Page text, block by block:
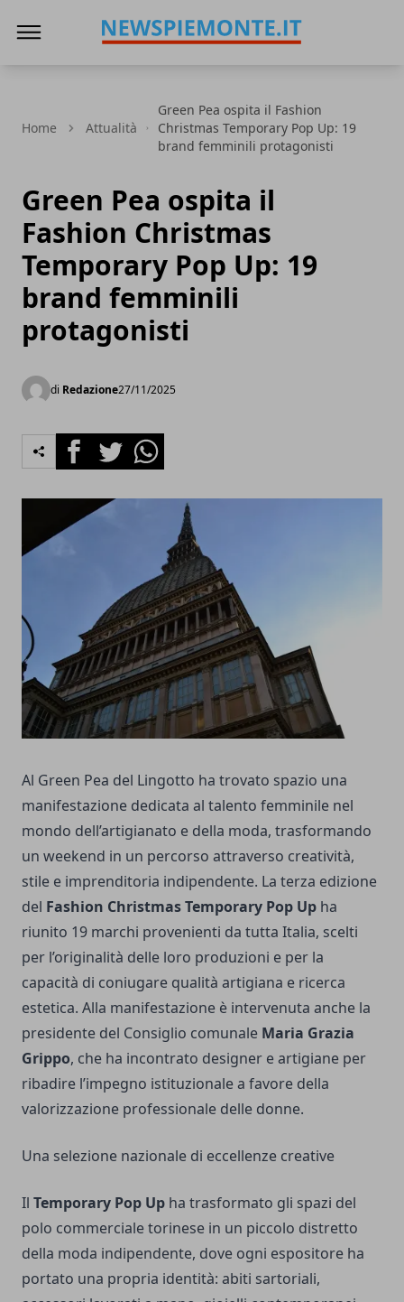
Home Attualità
Green Pea ospita il Fashion
Christmas Temporary Pop Up: 19
brand femminili protagonisti
Green Pea ospita il
Fashion Christmas
Temporary Pop Up: 19
brand femminili
protagonisti
di Redazione27/11/2025
FacebookTwitterWhatsapp
Al Green Pea del Lingotto ha trovato spazio una
manifestazione dedicata al talento femminile nel
mondo dell’artigianato e della moda, trasformando
un weekend in un percorso attraverso creatività,
stile e imprenditoria indipendente. La terza edizione
del Fashion Christmas Temporary Pop Up ha
riunito 19 marchi provenienti da tutta Italia, scelti
per l’originalità delle loro produzioni e per la
capacità di coniugare qualità artigiana e ricerca
estetica. Alla manifestazione è intervenuta anche la
presidente del Consiglio comunale Maria Grazia
Grippo, che ha incontrato designer e artigiane per
ribadire l’impegno istituzionale a favore della
valorizzazione professionale delle donne.
Una selezione nazionale di eccellenze creative
Il Temporary Pop Up ha trasformato gli spazi del
polo commerciale torinese in un piccolo distretto
della moda indipendente, dove ogni espositore ha
portato una propria identità: abiti sartoriali,